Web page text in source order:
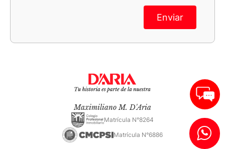
Enviar
Maximiliano M. D'Aria
Matrícula N°8264
Matrícula N°6886